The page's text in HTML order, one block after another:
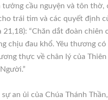
cầu nguyện và tôn thờ,
trái tim và các quyết định
“Chăn dắt đoàn chiên
chịu đau khổ. Yêu thương
thực về chân lý của
an ủi của Chúa Thánh